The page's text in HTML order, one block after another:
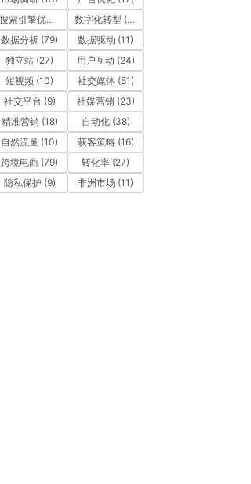
搜索引擎优化 (41)数字化转型 (19)
数据分析 (79) 数据驱动 (11)
独立站 (27) 用户互动 (24)
短视频 (10) 社交媒体(51)
社交平台 (9) 社媒营销(23)
精准营销(18) 自动化(38)
自然流量 (10) 获客策略(16)
跨境电商 (79) 转化率 (27)
隐私保护(9) 非洲市场 (11)